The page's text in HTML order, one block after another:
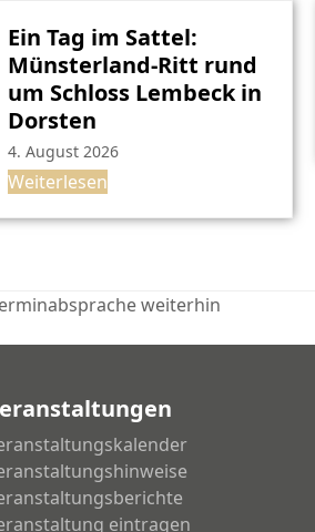
Ein Tag im Sattel:
Münsterland-Ritt rund
um Schloss Lembeck in
Dorsten
4. August 2026
Weiterlesen
weiterhin
eintragen